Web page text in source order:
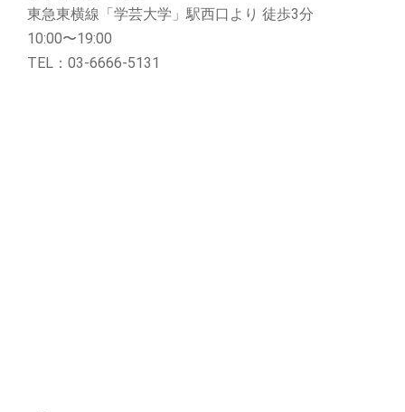
東急東横線「学芸大学」駅西口より 徒歩3分
10:00〜19:00
TEL：03-6666-5131